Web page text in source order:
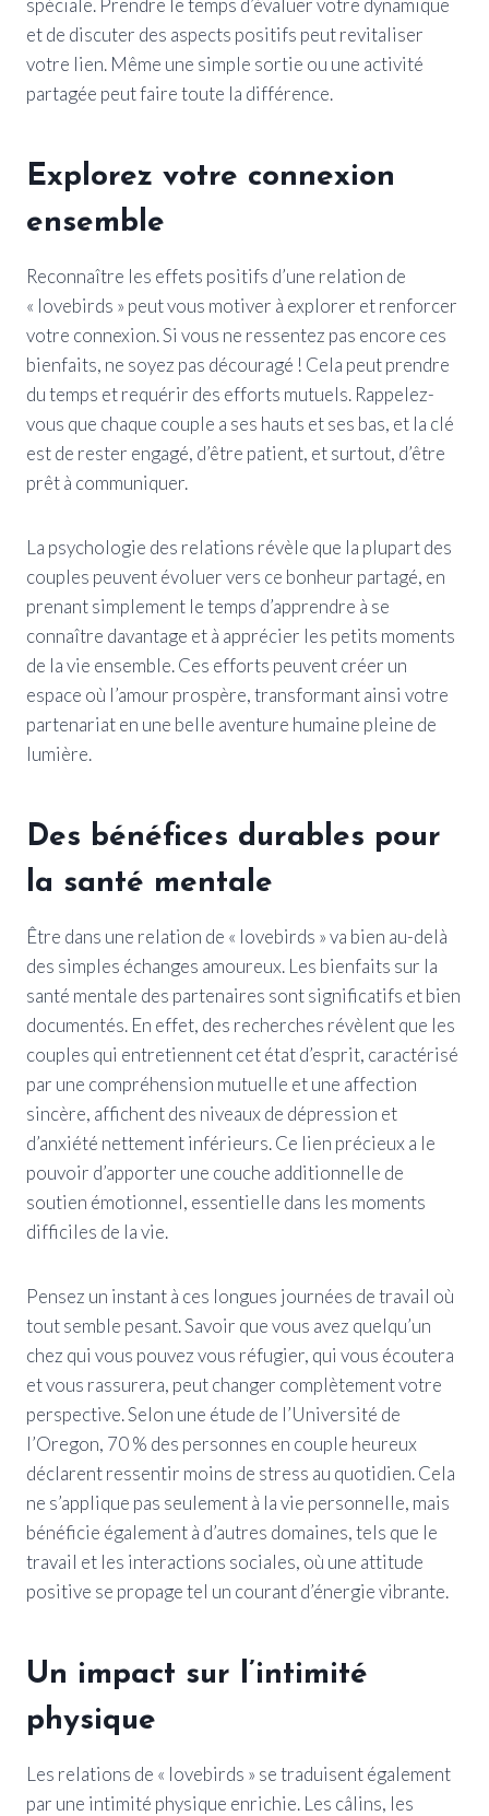
spéciale. Prendre le temps d’évaluer votre dynamique
et de discuter des aspects positifs peut revitaliser
votre lien. Même une simple sortie ou une activité
partagée peut faire toute la différence.
Explorez votre connexion
ensemble
Reconnaître les effets positifs d’une relation de
« lovebirds » peut vous motiver à explorer et renforcer
votre connexion. Si vous ne ressentez pas encore ces
bienfaits, ne soyez pas découragé ! Cela peut prendre
du temps et requérir des efforts mutuels. Rappelez-
vous que chaque couple a ses hauts et ses bas, et la clé
est de rester engagé, d’être patient, et surtout, d’être
prêt à communiquer.
La psychologie des relations révèle que la plupart des
couples peuvent évoluer vers ce bonheur partagé, en
prenant simplement le temps d’apprendre à se
connaître davantage et à apprécier les petits moments
de la vie ensemble. Ces efforts peuvent créer un
espace où l’amour prospère, transformant ainsi votre
partenariat en une belle aventure humaine pleine de
lumière.
Des bénéfices durables pour
la santé mentale
Être dans une relation de « lovebirds » va bien au-delà
des simples échanges amoureux. Les bienfaits sur la
santé mentale des partenaires sont significatifs et bien
documentés. En effet, des recherches révèlent que les
couples qui entretiennent cet état d’esprit, caractérisé
par une compréhension mutuelle et une affection
sincère, affichent des niveaux de dépression et
d’anxiété nettement inférieurs. Ce lien précieux a le
pouvoir d’apporter une couche additionnelle de
soutien émotionnel, essentielle dans les moments
difficiles de la vie.
Pensez un instant à ces longues journées de travail où
tout semble pesant. Savoir que vous avez quelqu’un
chez qui vous pouvez vous réfugier, qui vous écoutera
et vous rassurera, peut changer complètement votre
perspective. Selon une étude de l’Université de
l’Oregon, 70 % des personnes en couple heureux
déclarent ressentir moins de stress au quotidien. Cela
ne s’applique pas seulement à la vie personnelle, mais
bénéficie également à d’autres domaines, tels que le
travail et les interactions sociales, où une attitude
positive se propage tel un courant d’énergie vibrante.
Un impact sur l’intimité
physique
Les relations de « lovebirds » se traduisent également
par une intimité physique enrichie. Les câlins, les